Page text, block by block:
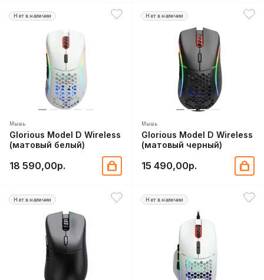
Нет в наличии
Мышь
Glorious Model D Wireless
(матовый белый)
18 590,00р.
Нет в наличии
Мышь
Glorious Model D Wireless
(матовый черный)
15 490,00р.
Нет в наличии Нет в наличии